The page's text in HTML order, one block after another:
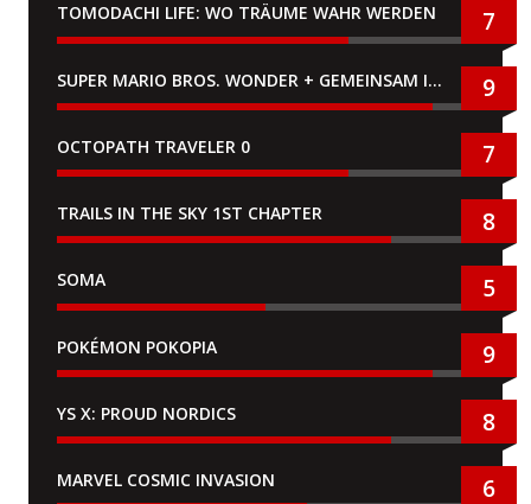
TOMODACHI LIFE: WO TRÄUME WAHR WERDEN 7
SUPER MARIO BROS. WONDER + GEMEINSAM IM BELLABEL-PARK 9
OCTOPATH TRAVELER 0 7
TRAILS IN THE SKY 1ST CHAPTER 8
SOMA 5
POKÉMON POKOPIA 9
YS X: PROUD NORDICS 8
MARVEL COSMIC INVASION 6